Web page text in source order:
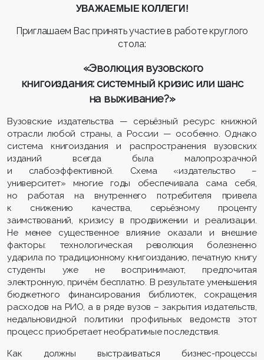
УВАЖАЕМЫЕ КОЛЛЕГИ!
Приглашаем Вас принять участие в работе круглого
стола:
«Эволюция вузовского
книгоиздания:системный кризис или шанс
на выживание?»
Вузовские издательства — серьёзный ресурс книжной
отрасли любой страны, а России — особенно. Однако
система книгоиздания и распространения вузовских
изданий всегда была малопрозрачной
и слабоэффективной. Схема «издательство –
университет» многие годы обеспечивала сама себя,
но работая на внутреннего потребителя привела
к снижению качества, серьёзному проценту
заимствований, кризису в продвижении и реализации.
Не менее существенное влияние оказали и внешние
факторы: технологическая революция болезненно
ударила по традиционному книгоизданию, печатную книгу
студенты уже не воспринимают, предпочитая
электронную, причём бесплатно. В результате уменьшения
бюджетного финансирования библиотек, сокращения
расходов на РИО, а в ряде вузов – закрытия издательств,
недальновидной политики профильных ведомств этот
процесс приобретает необратимые последствия.
Как должны выстраиваться бизнес-процессы